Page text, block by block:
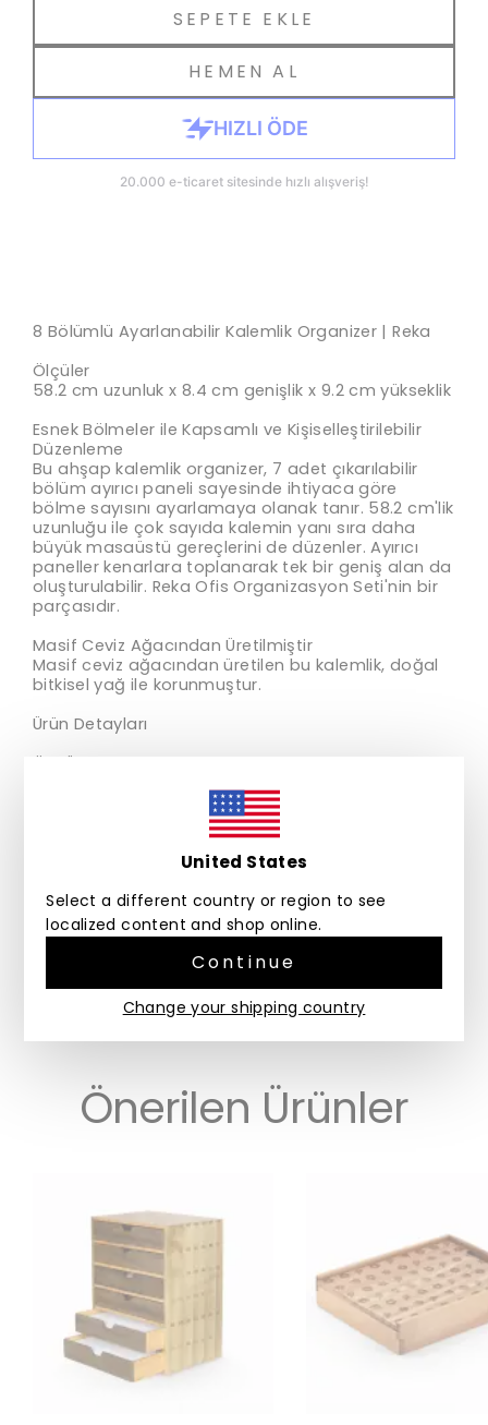
United States
Select a different country or region to see
localized content and shop online.
Continue
Change your shipping country
SEPETE EKLE
HEMEN AL
8 Bölümlü Ayarlanabilir Kalemlik Organizer | Reka
Ölçüler
58.2 cm uzunluk x 8.4 cm genişlik x 9.2 cm yükseklik
Esnek Bölmeler ile Kapsamlı ve Kişiselleştirilebilir
Düzenleme
Bu ahşap kalemlik organizer, 7 adet çıkarılabilir
bölüm ayırıcı paneli sayesinde ihtiyaca göre
bölme sayısını ayarlamaya olanak tanır. 58.2 cm'lik
uzunluğu ile çok sayıda kalemin yanı sıra daha
büyük masaüstü gereçlerini de düzenler. Ayırıcı
paneller kenarlara toplanarak tek bir geniş alan da
oluşturulabilir. Reka Ofis Organizasyon Seti'nin bir
parçasıdır.
Masif Ceviz Ağacından Üretilmiştir
Masif ceviz ağacından üretilen bu kalemlik, doğal
bitkisel yağ ile korunmuştur.
Ürün Detayları
ÖLÇÜLER
Malzeme Hakkında Bir Not
Bu ürün ceviz ahşabından üretilmiştir. Doğal
ahşaptan üretilen her ürün kendine özgü bir renge
sahiptir. Ürünün renginde ve ölçülerinde küçük
Önerilen Ürünler